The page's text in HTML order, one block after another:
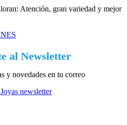
Atención, gran variedad y mejor
al Newsletter
y novedades en tu correo